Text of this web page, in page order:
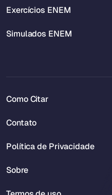
Exercícios ENEM
Simulados ENEM
Como Citar
Contato
Política de Privacidade
Sobre